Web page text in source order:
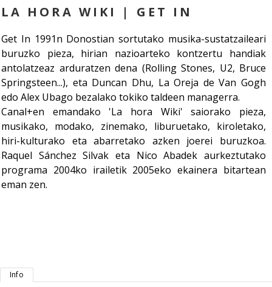
LA HORA WIKI | GET IN
Get In 1991n Donostian sortutako musika-sustatzaileari
buruzko pieza, hirian nazioarteko kontzertu handiak
antolatzeaz arduratzen dena (Rolling Stones, U2, Bruce
Springsteen...), eta Duncan Dhu, La Oreja de Van Gogh
edo Alex Ubago bezalako tokiko taldeen managerra.
Canal+en emandako 'La hora Wiki' saiorako pieza,
musikako, modako, zinemako, liburuetako, kiroletako,
hiri-kulturako eta abarretako azken joerei buruzkoa.
Raquel Sánchez Silvak eta Nico Abadek aurkeztutako
programa 2004ko irailetik 2005eko ekainera bitartean
eman zen.
Info